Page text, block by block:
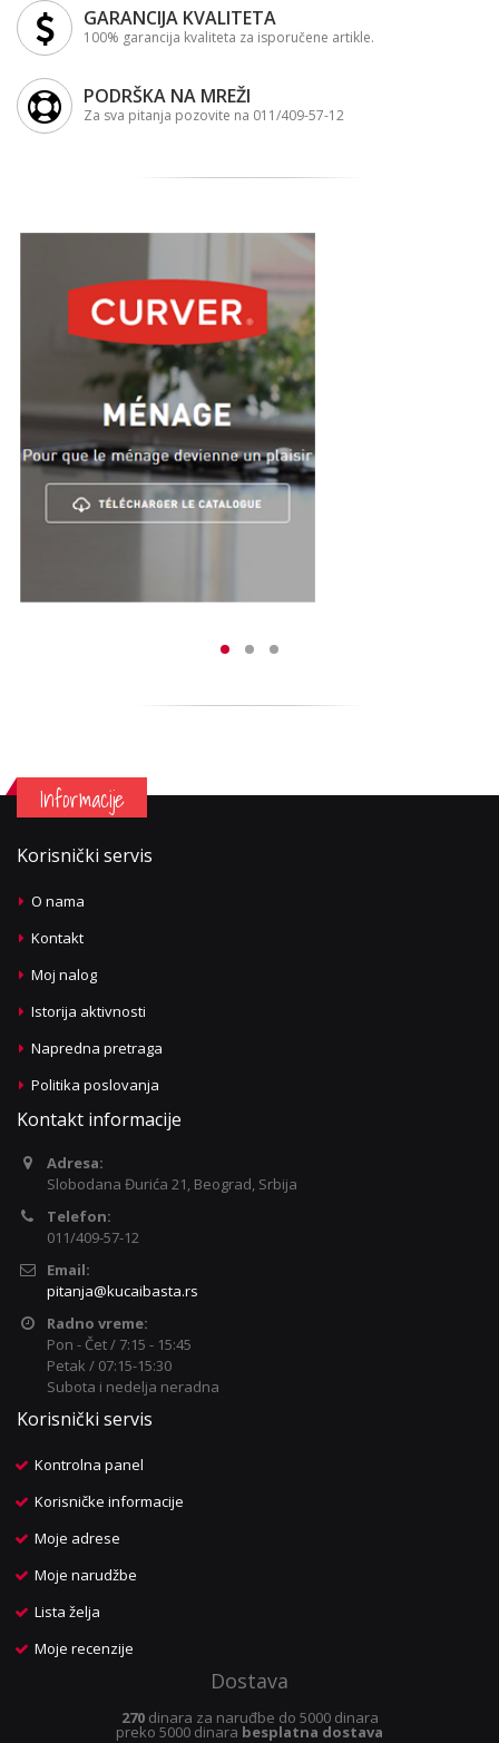
GARANCIJA KVALITETA
100% garancija kvaliteta za isporučene artikle.
PODRŠKA NA MREŽI
Za sva pitanja pozovite na 011/409-57-12
Informacije
Korisnički servis
O nama
Kontakt
Moj nalog
Istorija aktivnosti
Napredna pretraga
Politika poslovanja
Kontakt informacije
Adresa:
Slobodana Đurića 21, Beograd, Srbija
Telefon:
011/409-57-12
Email:
pitanja@kucaibasta.rs
Radno vreme:
Pon - Čet / 7:15 - 15:45
Petak / 07:15-15:30
Subota i nedelja neradna
Korisnički servis
Kontrolna panel
Korisničke informacije
Moje adrese
Moje narudžbe
Lista želja
Moje recenzije
Dostava
270dinara za naruđbe do 5000 dinara
preko 5000 dinara besplatna dostava